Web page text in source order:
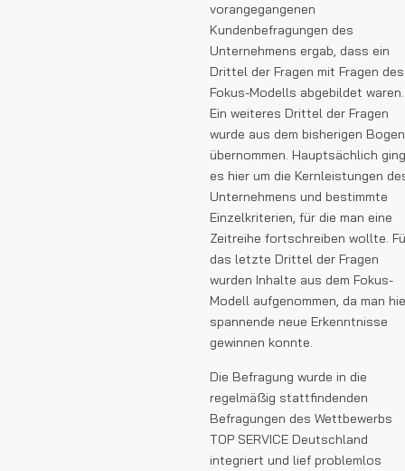
vorangegangenen
Kundenbefragungen des
Unternehmens ergab, dass ein
Drittel der Fragen mit Fragen des
Fokus-Modells abgebildet waren.
Ein weiteres Drittel der Fragen
wurde aus dem bisherigen Bogen
übernommen. Hauptsächlich ging
es hier um die Kernleistungen
Unternehmens und bestimmte
Einzelkriterien, für die man eine
Zeitreihe fortschreiben wollte.
das letzte Drittel der Fragen
wurden Inhalte aus dem Fokus-
Modell aufgenommen, da man
spannende neue Erkenntnisse
gewinnen konnte.
Die Befragung wurde in die
regelmäßig stattfindenden
Befragungen des Wettbewerbs
TOP SERVICE Deutschland
integriert und lief problemlos